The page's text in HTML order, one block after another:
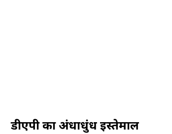
डीएपी का अंधाधुंध इस्तेमाल